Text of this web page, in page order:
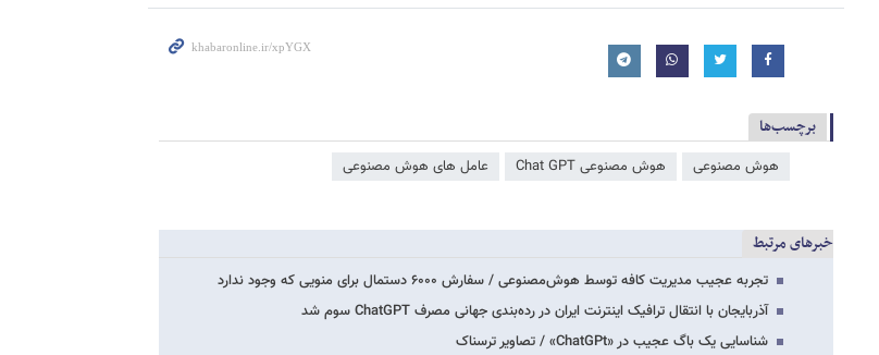
برچسب‌ها
هوش مصنوعی هوش مصنوعی Chat GPT عامل‌ های هوش مصنوعی
خبرهای مرتبط
تجربه عجیب مدیریت کافه توسط هوش‌مصنوعی / سفارش ۶۰۰۰ دستمال برای منویی که وجود ندارد
آذربایجان با انتقال ترافیک اینترنت ایران در رده‌بندی جهانی مصرف ChatGPT سوم شد
شناسایی یک باگ عجیب در «ChatGPt» / تصاویر ترسناک